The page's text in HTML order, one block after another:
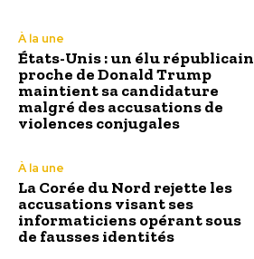
À la une
États-Unis : un élu républicain
proche de Donald Trump
maintient sa candidature
malgré des accusations de
violences conjugales
À la une
La Corée du Nord rejette les
accusations visant ses
informaticiens opérant sous
de fausses identités